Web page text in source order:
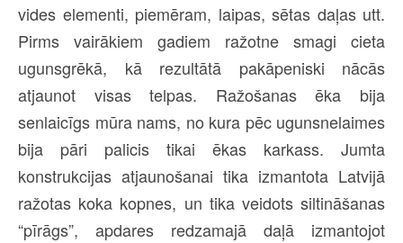
vides elementi, piemēram, laipas, sētas daļas utt.
Pirms vairākiem gadiem ražotne smagi cieta
ugunsgrēkā, kā rezultātā pakāpeniski nācās
atjaunot visas telpas. Ražošanas ēka bija
senlaicīgs mūra nams, no kura pēc ugunsnelaimes
bija pāri palicis tikai ēkas karkass. Jumta
konstrukcijas atjaunošanai tika izmantota Latvijā
ražotas koka kopnes, un tika veidots siltināšanas
“pīrāgs”, apdares redzamajā daļā izmantojot